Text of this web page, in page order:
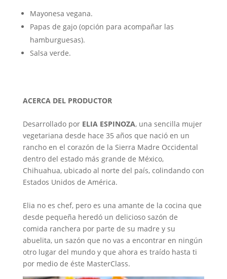
Mayonesa vegana.
Papas de gajo (opción para acompañar las
hamburguesas).
Salsa verde.
ACERCA DEL PRODUCTOR
Desarrollado por ELIA ESPINOZA, una sencilla mujer
vegetariana desde hace 35 años que nació en un
rancho en el corazón de la Sierra Madre Occidental
dentro del estado más grande de México,
Chihuahua, ubicado al norte del país, colindando con
Estados Unidos de América.
Elia no es chef, pero es una amante de la cocina que
desde pequeña heredó un delicioso sazón de
comida ranchera por parte de su madre y su
abuelita, un sazón que no vas a encontrar en ningún
otro lugar del mundo y que ahora es traído hasta ti
por medio de éste MasterClass.